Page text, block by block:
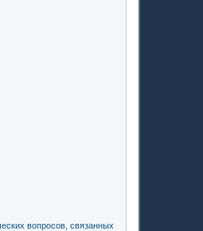
вопросов, связанных